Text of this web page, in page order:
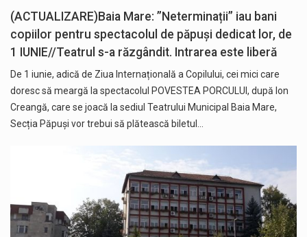
(ACTUALIZARE)Baia Mare: ”Neterminații” iau bani
copiilor pentru spectacolul de păpuși dedicat lor, de
1 IUNIE//Teatrul s-a răzgândit. Intrarea este liberă
De 1 iunie, adică de Ziua Internațională a Copilului, cei mici care
doresc să meargă la spectacolul POVESTEA PORCULUI, după Ion
Creangă, care se joacă la sediul Teatrului Municipal Baia Mare,
Secția Păpuși vor trebui să plătească biletul…